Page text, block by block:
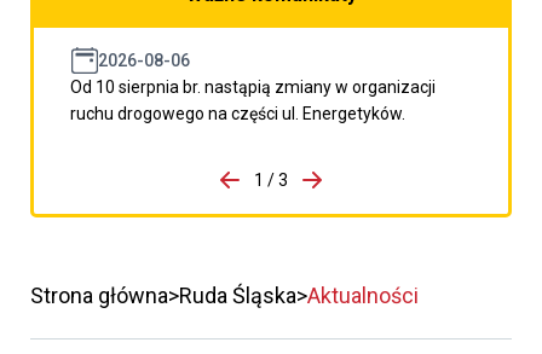
2026-08-06
Od 10 sierpnia br. nastąpią zmiany w organizacji
ruchu drogowego na części ul. Energetyków.
porzpedniego komunikatu
1 / 3
Przejdź do następnego
Strona główna Ruda Śląska Aktualności